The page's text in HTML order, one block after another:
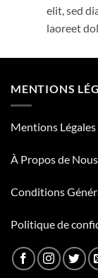
elit, sed
laoreet
MENTIONS
Mentions Légales
À Propos de Nous
Conditions
Politique de